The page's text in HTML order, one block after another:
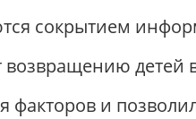
сокрытием
возвращению детей
факторов и